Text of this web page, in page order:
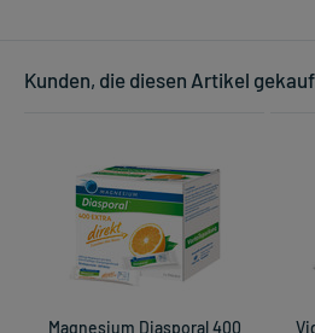
Kunden, die diesen Artikel
Magnesium Diasporal 400